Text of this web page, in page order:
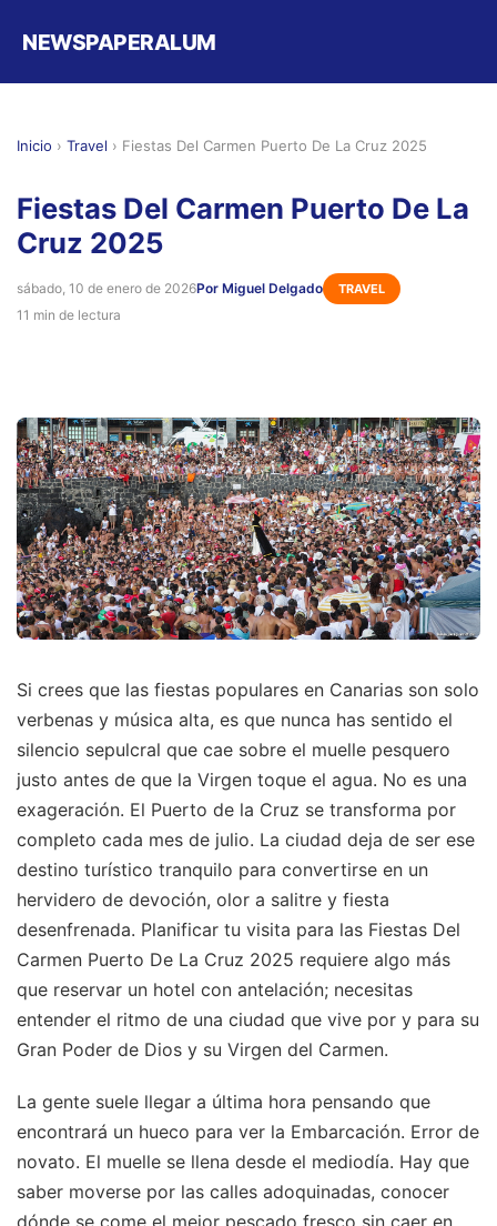
NEWSPAPERALUM
Inicio › Travel › Fiestas Del Carmen Puerto De La Cruz 2025
Fiestas Del Carmen Puerto De La
Cruz 2025
sábado, 10 de enero de 2026Por Miguel Delgado TRAVEL
11 min de lectura
Si crees que las fiestas populares en Canarias son solo
verbenas y música alta, es que nunca has sentido el
silencio sepulcral que cae sobre el muelle pesquero
justo antes de que la Virgen toque el agua. No es una
exageración. El Puerto de la Cruz se transforma por
completo cada mes de julio. La ciudad deja de ser ese
destino turístico tranquilo para convertirse en un
hervidero de devoción, olor a salitre y fiesta
desenfrenada. Planificar tu visita para las Fiestas Del
Carmen Puerto De La Cruz 2025 requiere algo más
que reservar un hotel con antelación; necesitas
entender el ritmo de una ciudad que vive por y para su
Gran Poder de Dios y su Virgen del Carmen.
La gente suele llegar a última hora pensando que
encontrará un hueco para ver la Embarcación. Error de
novato. El muelle se llena desde el mediodía. Hay que
saber moverse por las calles adoquinadas, conocer